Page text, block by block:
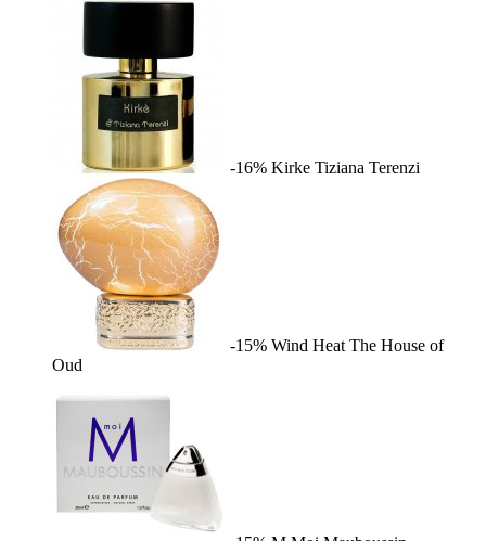
-16% Kirke Tiziana Terenzi
-15% Wind Heat The House of
Oud